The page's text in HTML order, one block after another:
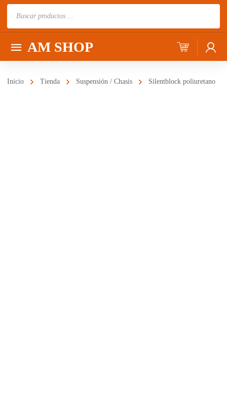
AM SHOP
Inicio Tienda Suspensión / Chasis Silentblock poliuretano